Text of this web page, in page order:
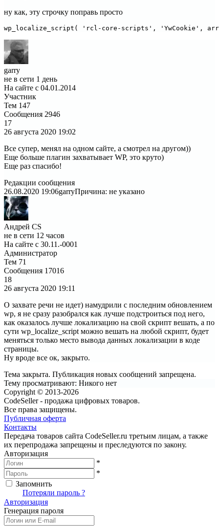
ну как, эту строчку поправь просто
wp_localize_script( 'rcl-core-scripts', 'YwCookie',
garry
не в сети 1 день
На сайте с 04.01.2014
Участник
Тем 147
Сообщения 2946
17
26 августа 2020 19:02
Все супер, менял на одном сайте, а смотрел на другом))
Еще больше плагин захватывает WP, это круто)
Еще раз спасибо!
Редакции сообщения
26.08.2020 19:06garryПричина: не указано
Андрей CS
не в сети 12 часов
На сайте с 30.11.-0001
Администратор
Тем 71
Сообщения 17016
18
26 августа 2020 19:11
О захвате речи не идет) намудрили с последним обновлением
wp, я не сразу разобрался как лучше подстроиться под него,
как оказалось лучше локализацию на свой скрипт вешать, а по
сути wp_localize_script можно вешать на любой скрипт, будет
меняться только место вывода данных локализации в коде
страницы.
Ну вроде все ок, закрыто.
Тема закрыта. Публикация новых сообщений запрещена.
Тему просматривают: Никого нет
Copyright © 2013-2026
CodeSeller - продажа цифровых товаров.
Все права защищены.
Публичная оферта
Контакты
Передача товаров сайта CodeSeller.ru третьим лицам, а также
их перепродажа запрещены и преследуются по закону.
Авторизация
*
*
Запомнить
Потеряли пароль ?
Авторизация
Генерация пароля